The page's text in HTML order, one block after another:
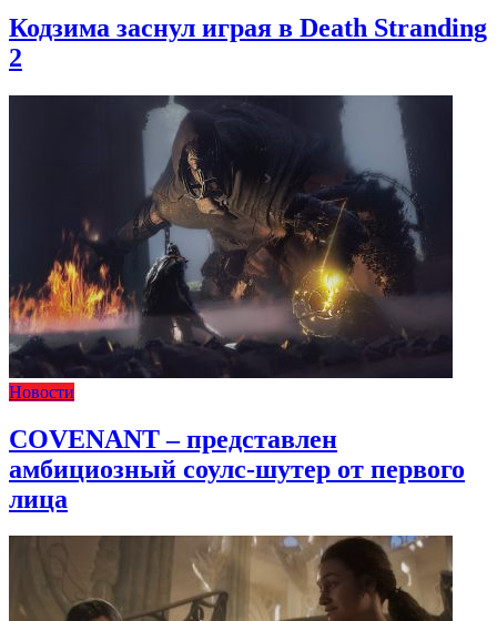
Кодзима заснул играя в Death Stranding
2
Новости
COVENANT – представлен
амбициозный соулс-шутер от первого
лица